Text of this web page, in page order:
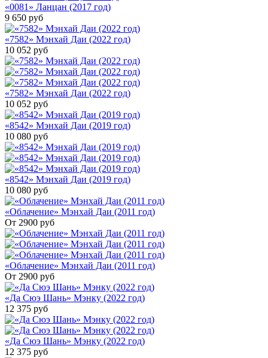
«0081» Ланцан (2017 год)
9 650 руб
«7582» Мэнхай Даи (2022 год)
10 052 руб
«7582» Мэнхай Даи (2022 год)
10 052 руб
«8542» Мэнхай Даи (2019 год)
10 080 руб
«8542» Мэнхай Даи (2019 год)
10 080 руб
«Облачение» Мэнхай Даи (2011 год)
От 2900 руб
«Облачение» Мэнхай Даи (2011 год)
От 2900 руб
«Да Сюэ Шань» Мэнку (2022 год)
12 375 руб
«Да Сюэ Шань» Мэнку (2022 год)
12 375 руб